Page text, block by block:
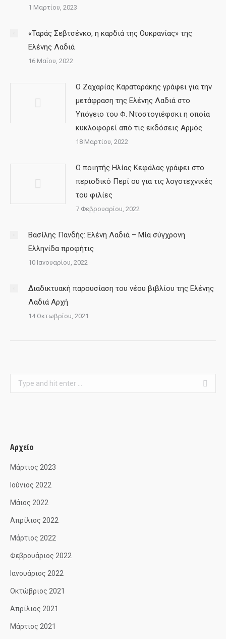
1 Μαρτίου, 2023
«Ταράς Σεβτσένκο, η καρδιά της Ουκρανίας» της
Ελένης Λαδιά
16 Μαΐου, 2022
Ο Ζαχαρίας Καραταράκης γράφει για την
μετάφραση της Ελένης Λαδιά στο
Υπόγειο του Φ. Ντοστογιέφσκι η οποία
κυκλοφορεί από τις εκδόσεις Αρμός
18 Μαρτίου, 2022
Ο ποιητής Ηλίας Κεφάλας γράφει στο
περιοδικό Περί ου για τις λογοτεχνικές
του φιλίες
7 Φεβρουαρίου, 2022
Βασίλης Πανδής: Ελένη Λαδιά – Μία σύγχρονη
Ελληνίδα προφήτις
10 Ιανουαρίου, 2022
Διαδικτυακή παρουσίαση του νέου βιβλίου της Ελένης
Λαδιά Αρχή
14 Οκτωβρίου, 2021
Search:
Αρχείο
Μάρτιος 2023
Ιούνιος 2022
Μάιος 2022
Απρίλιος 2022
Μάρτιος 2022
Φεβρουάριος 2022
Ιανουάριος 2022
Οκτώβριος 2021
Απρίλιος 2021
Μάρτιος 2021